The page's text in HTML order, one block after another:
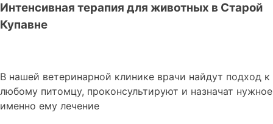
Интенсивная терапия для животных в Старой
Купавне
В нашей ветеринарной клинике врачи найдут подход к
любому питомцу, проконсультируют и назначат нужное
именно ему лечение